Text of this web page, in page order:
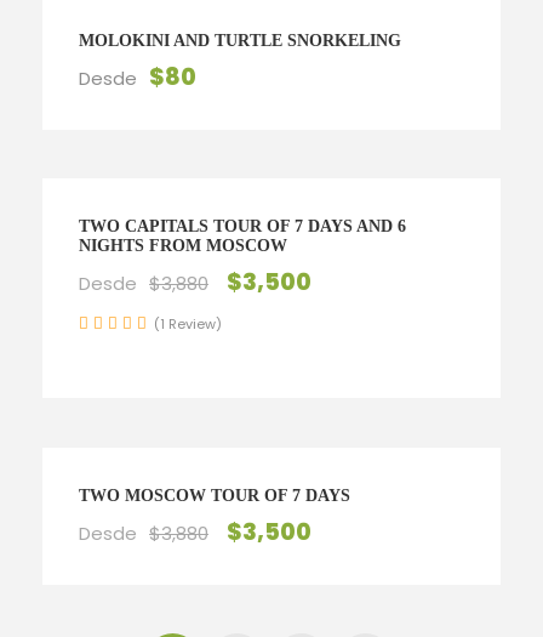
MOLOKINI AND TURTLE SNORKELING
Desde $80
TWO CAPITALS TOUR OF 7 DAYS AND 6
NIGHTS FROM MOSCOW
Desde $3,880 $3,500
(1 Review)
TWO MOSCOW TOUR OF 7 DAYS
Desde $3,880 $3,500